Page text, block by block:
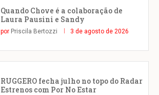
Quando Chove é a colaboração de
Laura Pausini e Sandy
por Priscila Bertozzi 3 de agosto de 2026
RUGGERO fecha julho no topo do Radar
Estrenos com Por No Estar